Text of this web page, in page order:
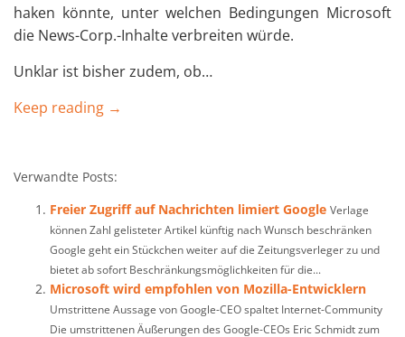
haken könnte, unter welchen Bedingungen Microsoft
die News-Corp.-Inhalte verbreiten würde.
Unklar ist bisher zudem, ob…
Keep reading →
Verwandte Posts:
Freier Zugriff auf Nachrichten limiert Google Verlage
können Zahl gelisteter Artikel künftig nach Wunsch beschränken
Google geht ein Stückchen weiter auf die Zeitungsverleger zu und
bietet ab sofort Beschränkungsmöglichkeiten für die...
Microsoft wird empfohlen von Mozilla-Entwicklern
Umstrittene Aussage von Google-CEO spaltet Internet-Community
Die umstrittenen Äußerungen des Google-CEOs Eric Schmidt zum